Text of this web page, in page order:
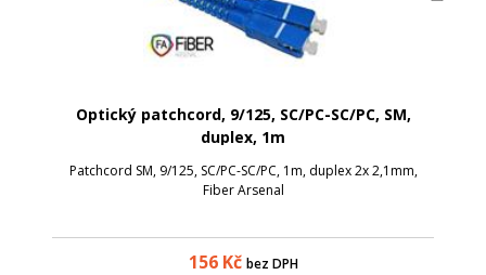
Optický patchcord, 9/125, SC/PC-SC/PC, SM,
duplex, 1m
Patchcord SM, 9/125, SC/PC-SC/PC, 1m, duplex 2x 2,1mm,
Fiber Arsenal
156Kč bez DPH